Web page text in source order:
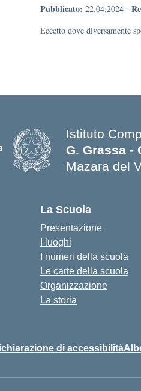
Pubblicato: 22.04.2024 -
Eccetto dove diversamente
Istituto
G. Grassa -
Mazara del
La Scuola
Presentazione
I luoghi
I numeri della scuola
Le carte della scuola
Organizzazione
La storia
di accessibilità